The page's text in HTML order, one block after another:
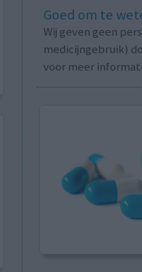
Goed om te
Wij geven geen
medicijngebruik)
voor meer